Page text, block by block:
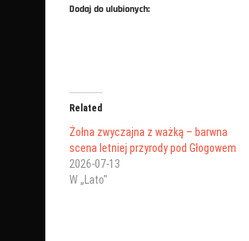
Dodaj do ulubionych:
Related
Żołna zwyczajna z ważką – barwna
scena letniej przyrody pod Głogowem
2026-07-13
W „Lato"